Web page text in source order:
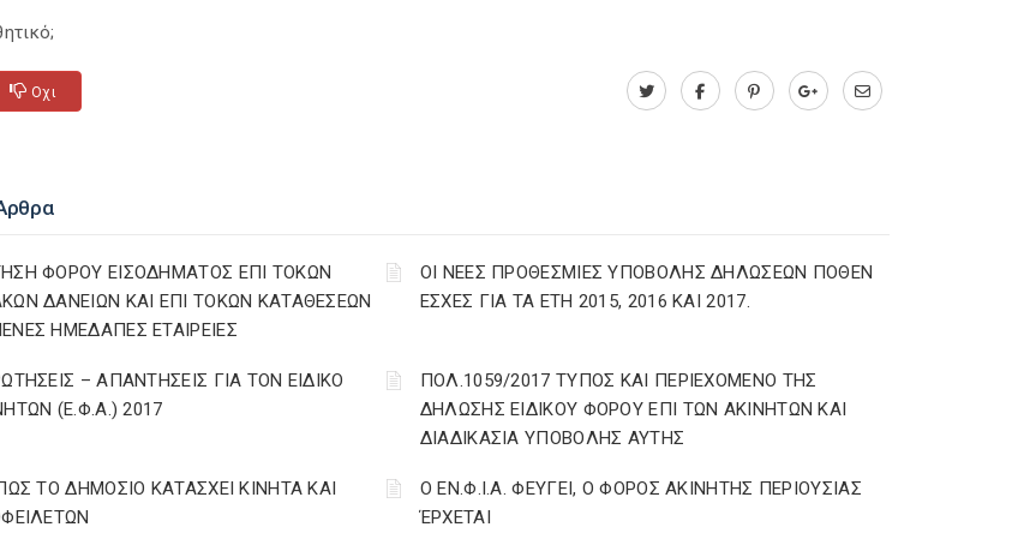
Οχι
ΦΟΡΟΥ ΕΙΣΟΔΗΜΑΤΟΣ ΕΠΙ ΤΟΚΩΝ
ΔΑΝΕΙΩΝ ΚΑΙ ΕΠΙ ΤΟΚΩΝ ΚΑΤΑΘΕΣΕΩΝ
ΗΜΕΔΑΠΕΣ ΕΤΑΙΡΕΙΕΣ
ΟΙ ΝΕΕΣ ΠΡΟΘΕΣΜΙΕΣ ΥΠΟΒΟΛΗΣ ΔΗΛΩΣΕΩΝ ΠΟΘΕΝ
ΕΣΧΕΣ ΓΙΑ ΤΑ ΕΤΗ 2015, 2016 ΚΑΙ 2017.
– ΑΠΑΝΤΗΣΕΙΣ ΓΙΑ ΤΟΝ ΕΙΔΙΚΟ
(Ε.Φ.Α.) 2017
ΠΟΛ.1059/2017 ΤΥΠΟΣ ΚΑΙ ΠΕΡΙΕΧΟΜΕΝΟ ΤΗΣ
ΔΗΛΩΣΗΣ ΕΙΔΙΚΟΥ ΦΟΡΟΥ ΕΠΙ ΤΩΝ ΑΚΙΝΗΤΩΝ ΚΑΙ
ΔΙΑΔΙΚΑΣΙΑ ΥΠΟΒΟΛΗΣ ΑΥΤΗΣ
ΤΟ ΔΗΜΟΣΙΟ ΚΑΤΑΣΧΕΙ ΚΙΝΗΤΑ ΚΑΙ
Ο ΕΝ.Φ.Ι.Α. ΦΕΥΓΕΙ, Ο ΦΟΡΟΣ ΑΚΙΝΗΤΗΣ ΠΕΡΙΟΥΣΙΑΣ
ΈΡΧΕΤΑΙ